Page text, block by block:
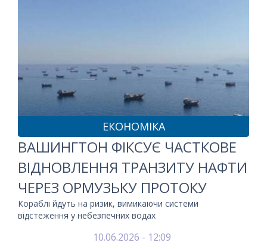
ЕКОНОМІКА
ВАШИНГТОН ФІКСУЄ ЧАСТКОВЕ
ВІДНОВЛЕННЯ ТРАНЗИТУ НАФТИ
ЧЕРЕЗ ОРМУЗЬКУ ПРОТОКУ
Кораблі йдуть на ризик, вимикаючи системи
відстеження у небезпечних водах
10.06.2026 - 12:09